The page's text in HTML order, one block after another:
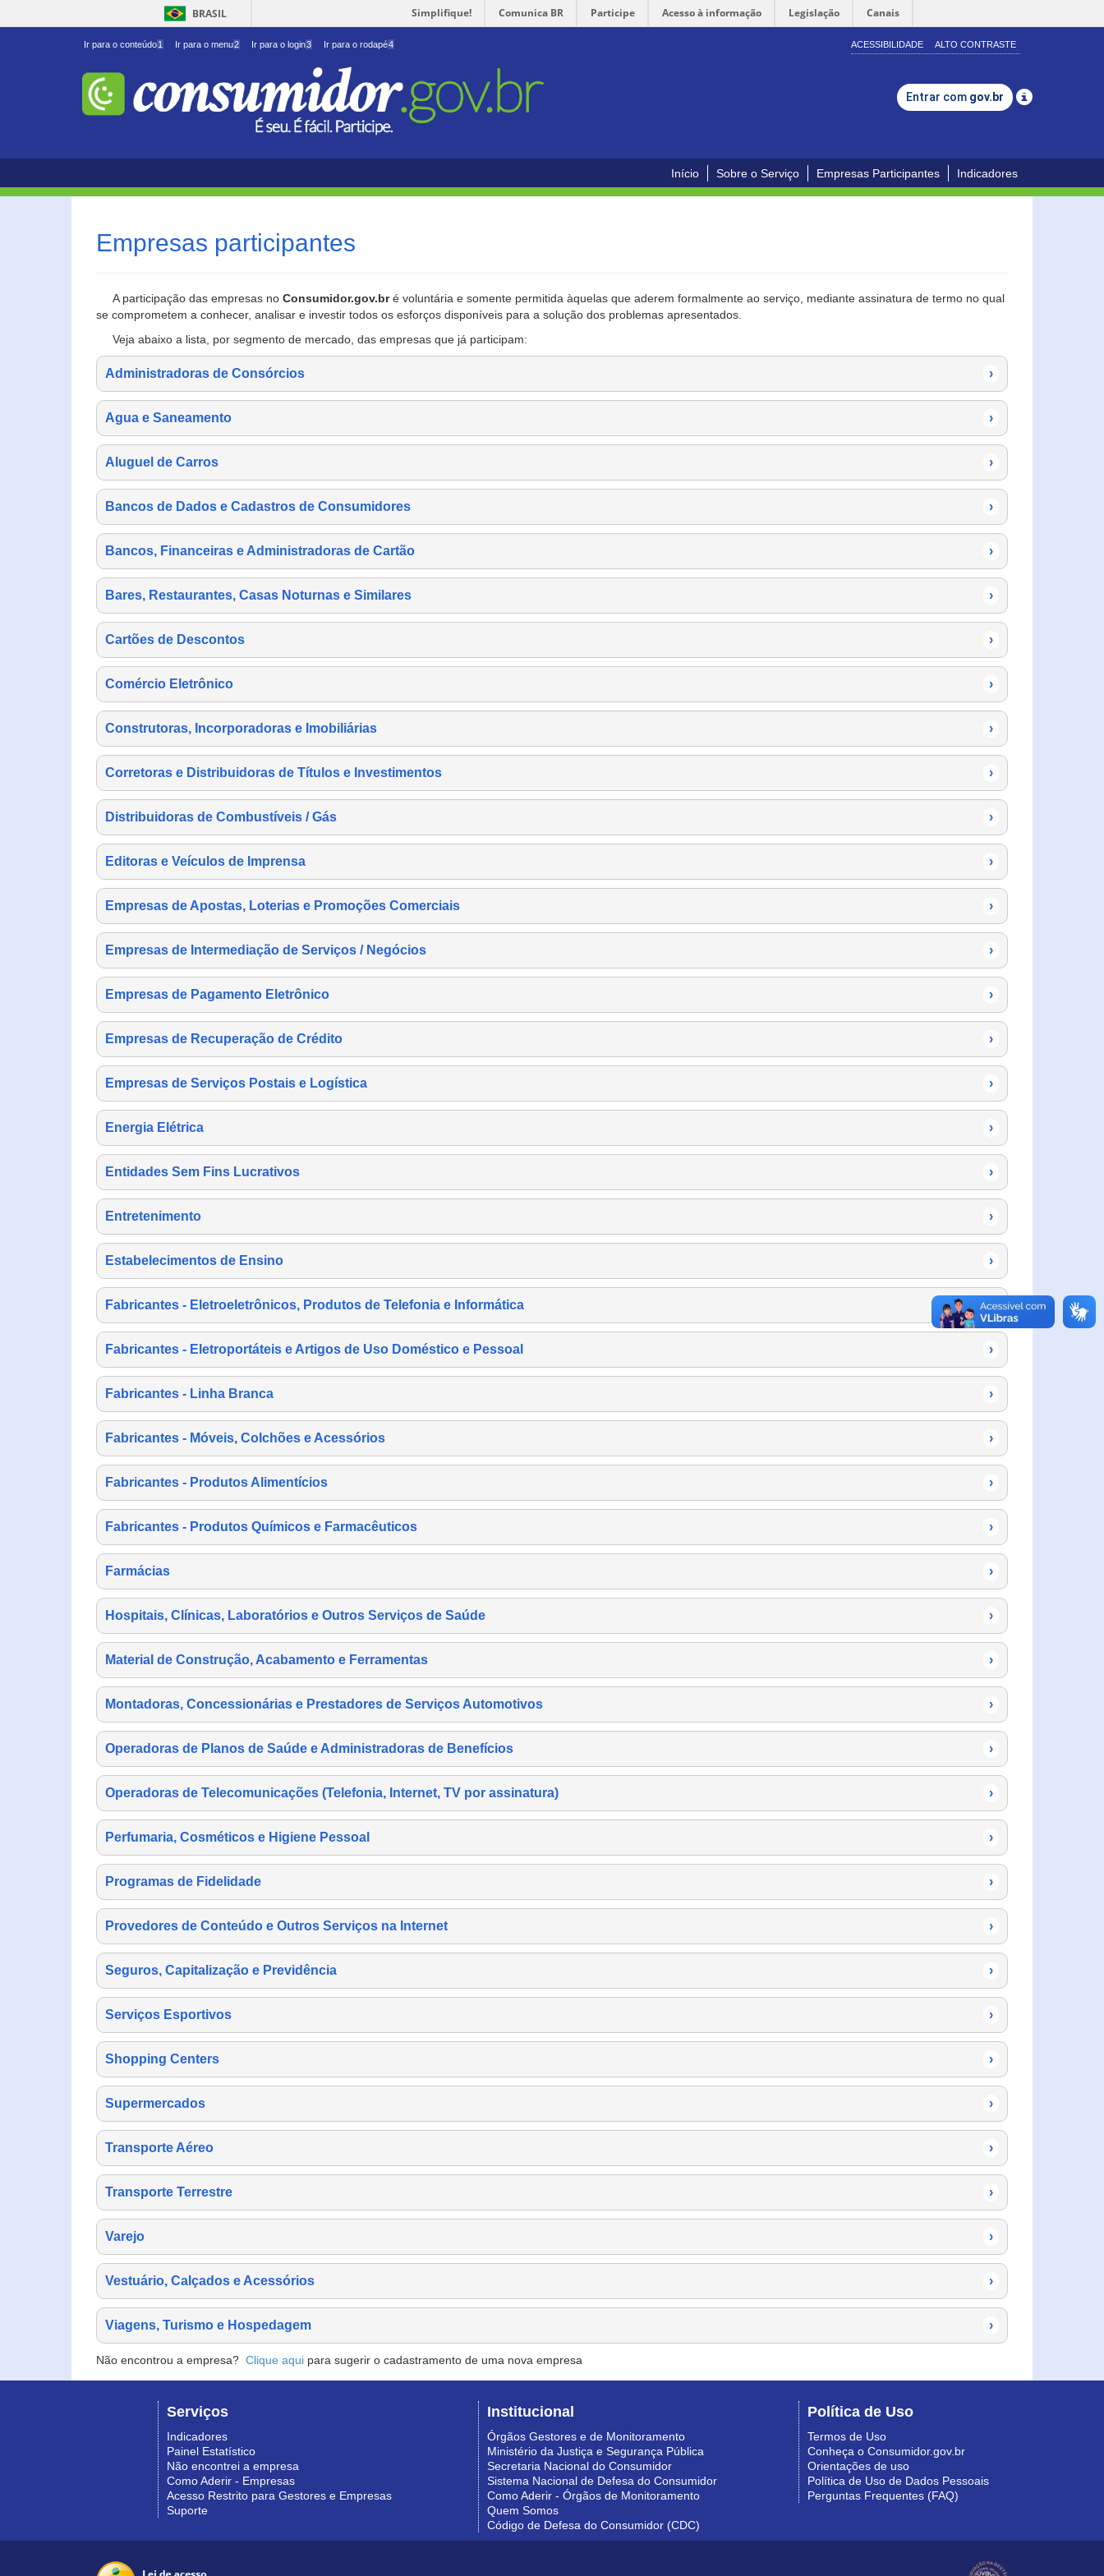
BRASIL Simplifique! Comunica BR Participe Acesso à informação Legislação Canais
Ir para o conteúdo1 Ir para o menu2 Ir para o login3 Ir para o rodapé4 ACESSIBILIDADE ALTO CONTRASTE
Entrar com gov.br
Início Sobre o Serviço Empresas Participantes Indicadores
Empresas participantes
A participação das empresas no Consumidor.gov.bré voluntária e somente permitida àquelas que aderem formalmente ao serviço, mediante assinatura de termo no qual
se comprometem a conhecer, analisar e investir todos os esforços disponíveis para a solução dos problemas apresentados.
Veja abaixo a lista, por segmento de mercado, das empresas que já participam:
Administradoras de Consórcios ›
Agua e Saneamento ›
Aluguel de Carros ›
Bancos de Dados e Cadastros de Consumidores ›
Bancos, Financeiras e Administradoras de Cartão ›
Bares, Restaurantes, Casas Noturnas e Similares ›
Cartões de Descontos ›
Comércio Eletrônico ›
Construtoras, Incorporadoras e Imobiliárias ›
Corretoras e Distribuidoras de Títulos e Investimentos ›
Distribuidoras de Combustíveis / Gás ›
Editoras e Veículos de Imprensa ›
Empresas de Apostas, Loterias e Promoções Comerciais ›
Empresas de Intermediação de Serviços / Negócios ›
Empresas de Pagamento Eletrônico ›
Empresas de Recuperação de Crédito ›
Empresas de Serviços Postais e Logística ›
Energia Elétrica ›
Entidades Sem Fins Lucrativos ›
Entretenimento ›
Estabelecimentos de Ensino ›
Fabricantes - Eletroeletrônicos, Produtos de Telefonia e Informática ›
Fabricantes - Eletroportáteis e Artigos de Uso Doméstico e Pessoal ›
Fabricantes - Linha Branca ›
Fabricantes - Móveis, Colchões e Acessórios ›
Fabricantes - Produtos Alimentícios ›
Fabricantes - Produtos Químicos e Farmacêuticos ›
Farmácias ›
Hospitais, Clínicas, Laboratórios e Outros Serviços de Saúde ›
Material de Construção, Acabamento e Ferramentas ›
Montadoras, Concessionárias e Prestadores de Serviços Automotivos ›
Operadoras de Planos de Saúde e Administradoras de Benefícios ›
Operadoras de Telecomunicações (Telefonia, Internet, TV por assinatura) ›
Perfumaria, Cosméticos e Higiene Pessoal ›
Programas de Fidelidade ›
Provedores de Conteúdo e Outros Serviços na Internet ›
Seguros, Capitalização e Previdência ›
Serviços Esportivos ›
Shopping Centers ›
Supermercados ›
Transporte Aéreo ›
Transporte Terrestre ›
Varejo ›
Vestuário, Calçados e Acessórios ›
Viagens, Turismo e Hospedagem ›
Não encontrou a empresa? Clique aqui para sugerir o cadastramento de uma nova empresa
Serviços
Indicadores
Painel Estatístico
Não encontrei a empresa
Como Aderir - Empresas
Acesso Restrito para Gestores e Empresas
Suporte
Institucional
Órgãos Gestores e de Monitoramento
Ministério da Justiça e Segurança Pública
Secretaria Nacional do Consumidor
Sistema Nacional de Defesa do Consumidor
Como Aderir - Órgãos de Monitoramento
Quem Somos
Código de Defesa do Consumidor (CDC)
Política de Uso
Termos de Uso
Conheça o Consumidor.gov.br
Orientações de uso
Política de Uso de Dados Pessoais
Perguntas Frequentes (FAQ)